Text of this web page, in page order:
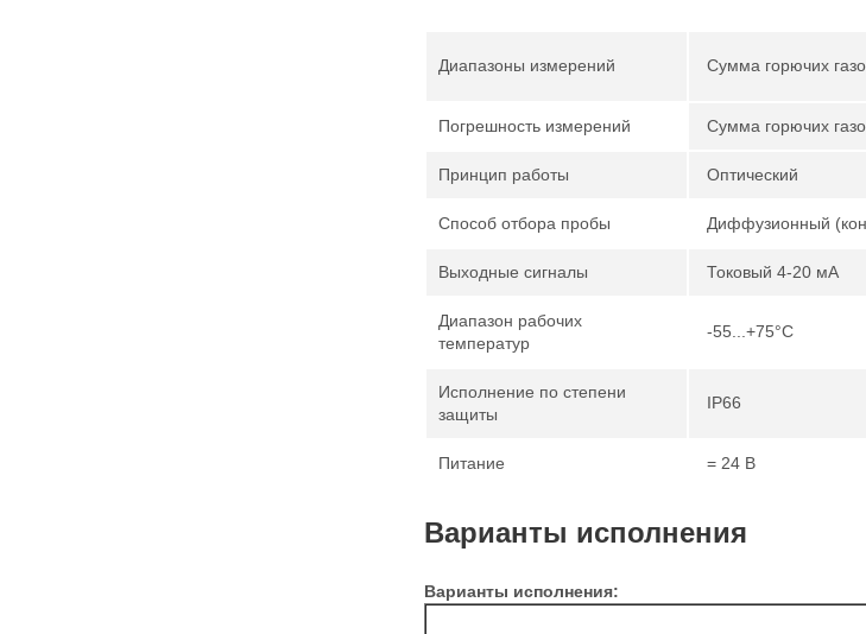
Диапазоны измерений Сумма горючих
Погрешность измерений Сумма горючих
Принцип работы Оптический
Способ отбора пробы Диффузионный
Выходные сигналы Токовый 4-20 мА
Диапазон рабочих
температур
-55...+75°C
Исполнение по степени
защиты
IP66
Питание = 24 В
Варианты исполнения
Варианты исполнения: